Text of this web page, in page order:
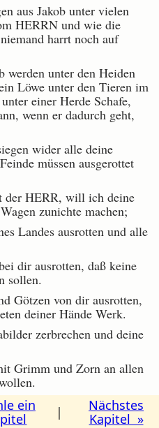
aus Jakob unter vielen
HERRN und wie die
harrt noch auf
werden unter den Heiden
Löwe unter den Tieren im
einer Herde Schafe,
wenn er dadurch geht,
wider alle deine
müssen ausgerottet
der HERR, will ich deine
zunichte machen;
Landes ausrotten und alle
dir ausrotten, daß keine
sollen.
Götzen von dir ausrotten,
deiner Hände Werk.
zerbrechen und deine
Grimm und Zorn an allen
ein
|
Nächstes
Kapitel »